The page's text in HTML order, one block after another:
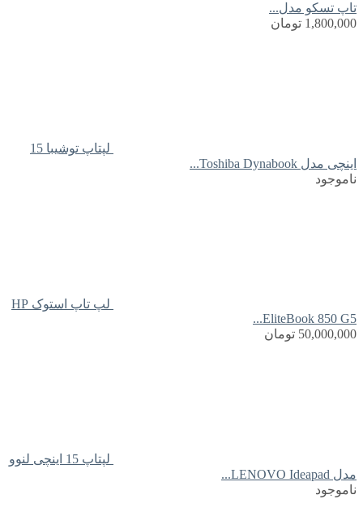
تاپ تسکو مدل...
1,800,000 تومان
لپتاپ توشیبا 15
اینچی مدل Toshiba Dynabook...
ناموجود
لپ تاپ استوک HP
EliteBook 850 G5...
50,000,000 تومان
لپتاپ 15 اینچی لنوو
مدل LENOVO Ideapad...
ناموجود